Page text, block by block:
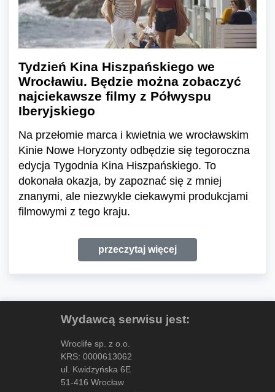
Tydzień Kina Hiszpańskiego we
Wrocławiu. Będzie można zobaczyć
najciekawsze filmy z Półwyspu
Iberyjskiego
Na przełomie marca i kwietnia we wrocławskim
Kinie Nowe Horyzonty odbędzie się tegoroczna
edycja Tygodnia Kina Hiszpańskiego. To
dokonała okazja, by zapoznać się z mniej
znanymi, ale niezwykle ciekawymi produkcjami
filmowymi z tego kraju.
przeczytaj więcej
Wydawcą serwisu jest:
Wroclife sp. z o.o.
KRS: 0000613062
ul. Kwidzyńska 6E
51-416 Wrocław